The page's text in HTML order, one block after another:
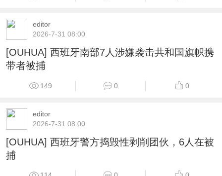
editor
2026-7-31 08:00
[OUHUA] 西班牙南部7人涉嫌袭击共和国旗帜携
带者被捕
149 0 0
editor
2026-7-31 08:00
[OUHUA] 西班牙警方捣毁性剥削团伙，6人在被
捕